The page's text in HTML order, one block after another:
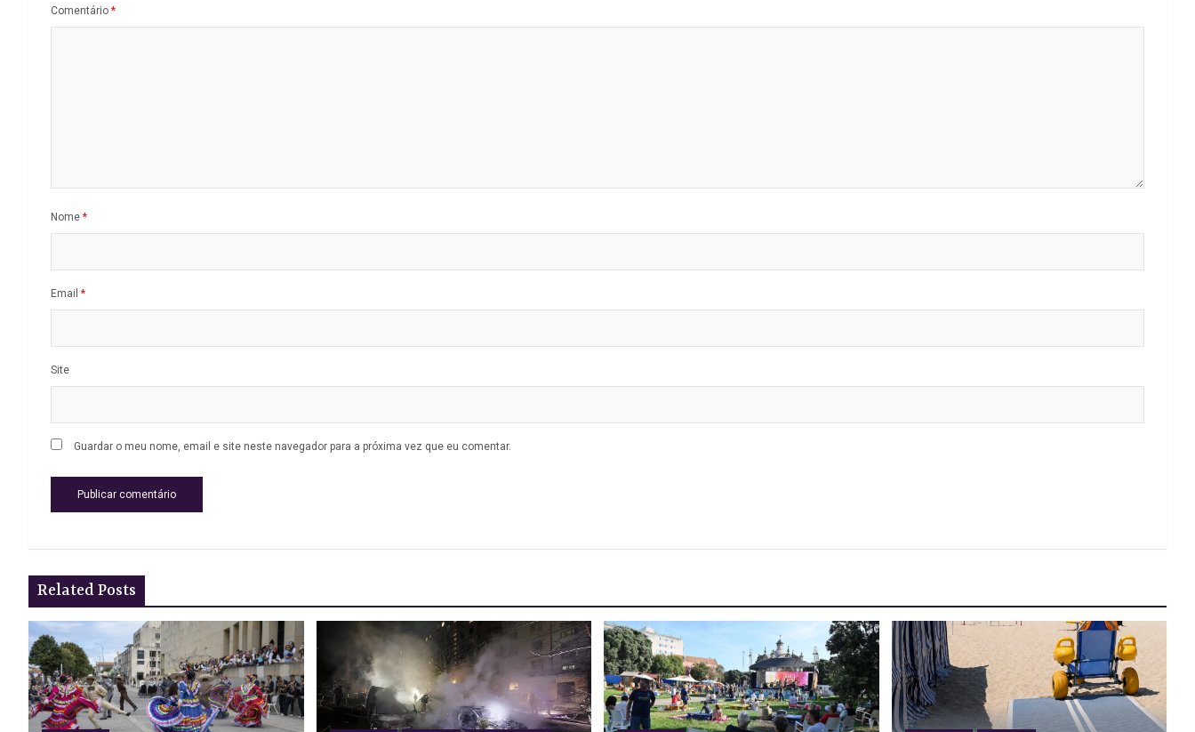
Comentário *
Nome *
Email *
Site
Guardar o meu nome, email e site neste navegador para a próxima vez que eu comentar.
Related Posts